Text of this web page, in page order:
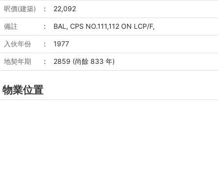
呎價(建築) : 22,092
備註 : BAL, CPS NO.111,112 ON LCP/F,
入伙年份 : 1977
地契年期 : 2859 (尚餘 833 年)
物業位置